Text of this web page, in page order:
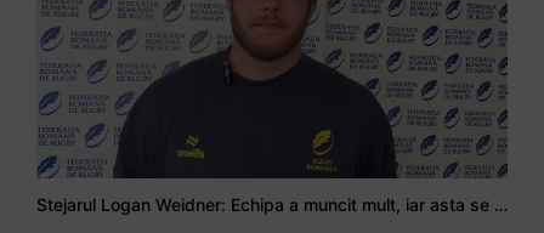
Stejarul Logan Weidner: Echipa a muncit mult, iar asta se va vedea în meciurile de la Nations Cup